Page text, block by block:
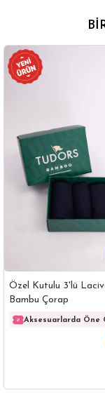
Özel Kutulu 3'lü
Bambu Çorap
Aksesuarlarda Öne